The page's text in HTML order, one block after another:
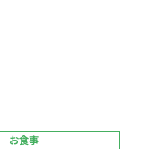
お食事